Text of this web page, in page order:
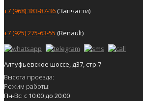
+7 (968) 383-87-36(Запчасти)
+7 (925) 275-63-55 (Renault)
Алтуфьевское шоссе, д37, стр.7
Высота проезда:
Режим работы:
Пн-Вс: с 10:00 до 20:00